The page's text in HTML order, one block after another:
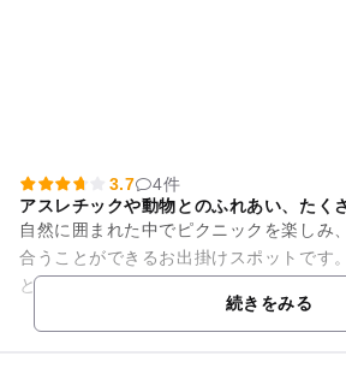
3.7
4件
アスレチックや動物とのふれあい、たく
自然に囲まれた中でピクニックを楽しみ
合うことができるお出掛けスポットです
との触れ合いに子供たちは大喜び。アス
で一日のんびり楽しみたいス...続きをみる